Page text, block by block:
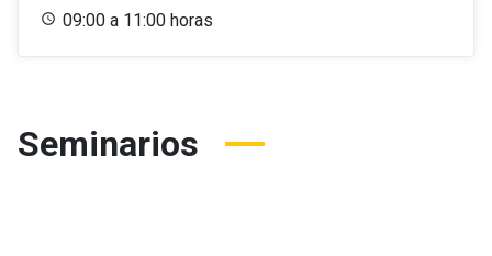
09:00 a 11:00 horas
Seminarios